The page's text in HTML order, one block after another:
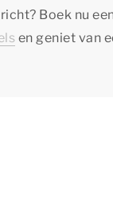
Boek nu
en geniet van